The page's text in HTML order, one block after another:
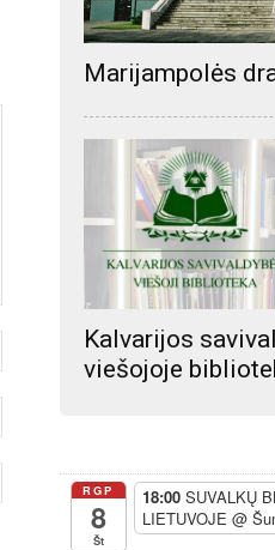
paštas:
Tinklalapis:
Marijampolės
Kalvarijos
viešojoje
RGP
8
Št
18:00 SUVALKŲ
LIETUVOJE @